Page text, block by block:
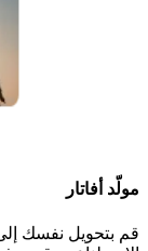
مولّد أفاتار
قم بتحويل نفسك